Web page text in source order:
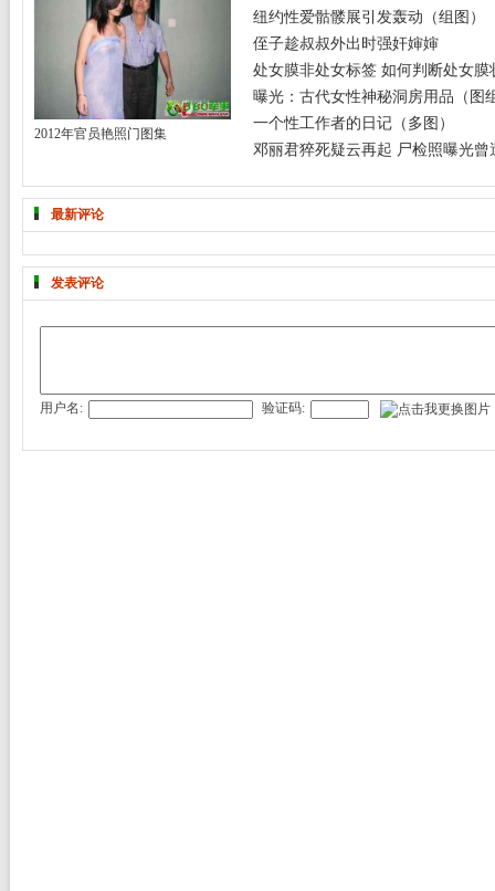
2012年官员艳照门图集
纽约性爱骷髅展引发轰动（组图）
侄子趁叔叔外出时强奸婶婶
处女膜非处女标签 如何判断处女膜
曝光：古代女性神秘洞房用品（图
一个性工作者的日记（多图）
邓丽君猝死疑云再起 尸检照曝光曾
最新评论
发表评论
用户名: 验证码: